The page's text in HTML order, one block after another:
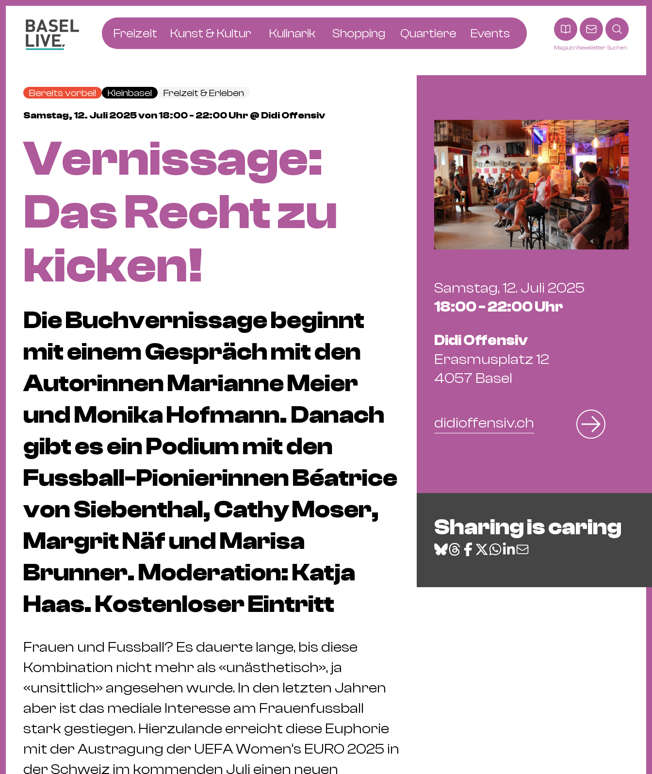
MagazinNewsletter Suchen
Freizeit
Club & Party
Hotels
Natur & Parks
Kunst & Kultur
Literatur & Bücher
Kulinarik Shopping
Schmuck & Uhren
Blumen & Pflanzen
Quartiere
Kleinbasel
Klybeck
St. Johann
Wettstein
Events
Bereits vorbei! Kleinbasel
Freizeit & Erleben
Samstag, 12. Juli 2025 von 18:00 - 22:00 Uhr @ Didi Offensiv
Vernissage:
Das Recht zu
kicken!
Die Buchvernissage beginnt
mit einem Gespräch mit den
Autorinnen Marianne Meier
und Monika Hofmann. Danach
gibt es ein Podium mit den
Fussball-Pionierinnen Béatrice
von Siebenthal, Cathy Moser,
Margrit Näf und Marisa
Brunner. Moderation: Katja
Haas. Kostenloser Eintritt
Frauen und Fussball? Es dauerte lange, bis diese
Kombination nicht mehr als «unästhetisch», ja
«unsittlich» angesehen wurde. In den letzten Jahren
aber ist das mediale Interesse am Frauenfussball
stark gestiegen. Hierzulande erreicht diese Euphorie
mit der Austragung der UEFA Women‘s EURO 2025 in
der Schweiz im kommenden Juli einen neuen
Samstag, 12. Juli 2025
18:00 - 22:00 Uhr
Didi Offensiv
Erasmusplatz 12
4057 Basel
didioffensiv.ch
Sharing is caring